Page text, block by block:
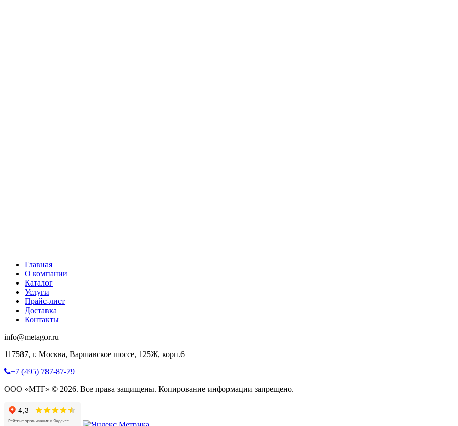
Главная
О компании
Каталог
Услуги
Прайс-лист
Доставка
Контакты
info@metagor.ru
117587, г. Москва, Варшавское шоссе, 125Ж, корп.6
+7 (495) 787-87-79
ООО «МТГ» © 2026. Все права защищены. Копирование информации запрещено.